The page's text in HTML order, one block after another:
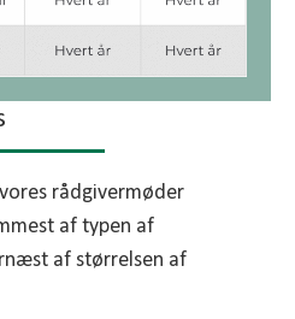
rådgivermøder
af typen af
af størrelsen af